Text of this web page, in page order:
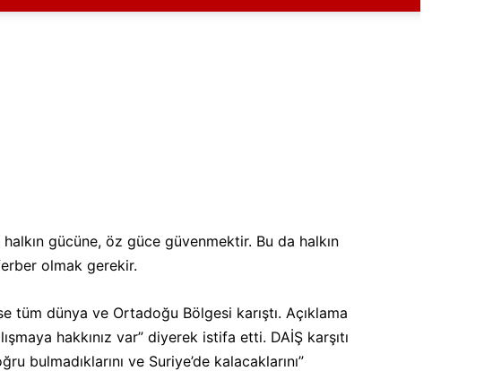
gücüne, öz güce güvenmektir. Bu da halkın
olmak gerekir.
tüm dünya ve Ortadoğu Bölgesi karıştı. Açıklama
hakkınız var” diyerek istifa etti. DAİŞ karşıtı
bulmadıklarını ve Suriye’de kalacaklarını”